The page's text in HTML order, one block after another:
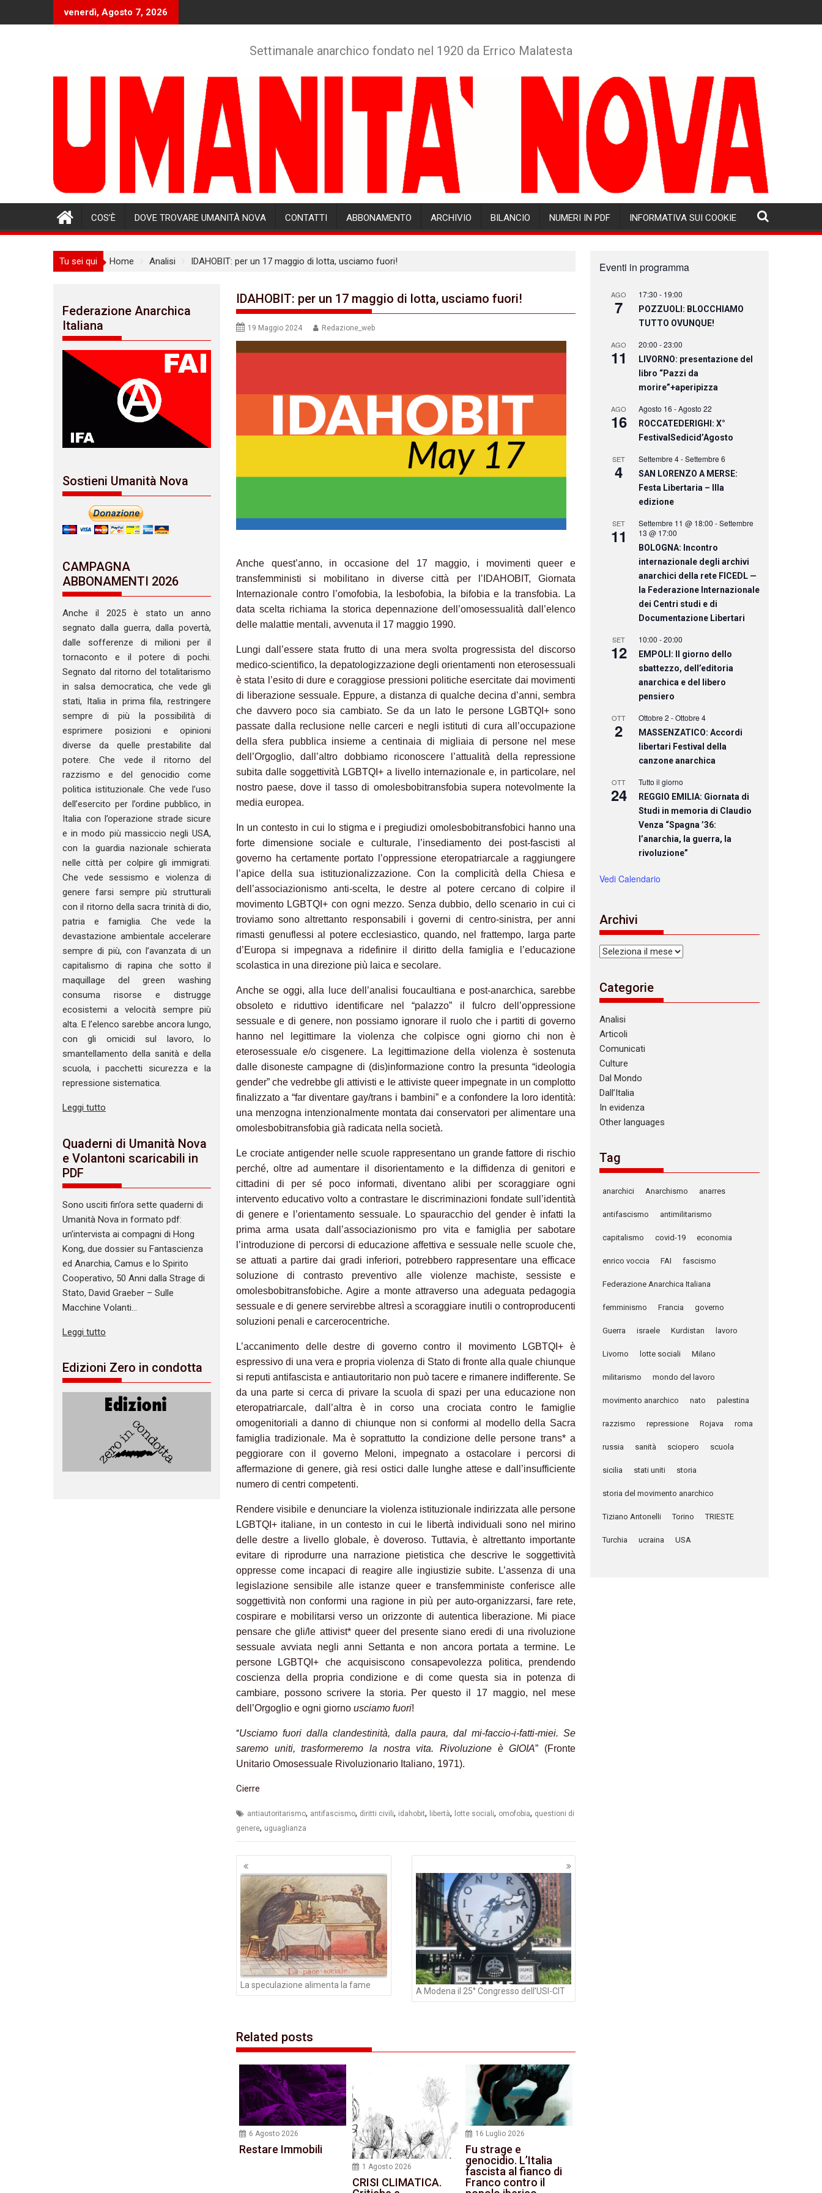
venerdì, Agosto 7, 2026
Settimanale anarchico fondato nel 1920 da Errico Malatesta
COS’È DOVE TROVARE UMANITÀ NOVA CONTATTI ABBONAMENTO ARCHIVIO BILANCIO NUMERI IN PDF INFORMATIVA SUI COOKIE
Tu sei qui Home Analisi IDAHOBIT: per un 17 maggio di lotta, usciamo fuori!
IDAHOBIT: per un 17 maggio di lotta, usciamo fuori!
19 Maggio 2024 Redazione_web
Anche quest’anno, in occasione del 17 maggio, i movimenti queer e
transfemministi si mobilitano in diverse città per l’IDAHOBIT, Giornata
Internazionale contro l’omofobia, la lesbofobia, la bifobia e la transfobia. La
data scelta richiama la storica depennazione dell’omosessualità dall’elenco
delle malattie mentali, avvenuta il 17 maggio 1990.
Lungi dall’essere stata frutto di una mera svolta progressista del discorso
medico-scientifico, la depatologizzazione degli orientamenti non eterosessuali
è stata l’esito di dure e coraggiose pressioni politiche esercitate dai movimenti
di liberazione sessuale. Eppure, a distanza di qualche decina d’anni, sembra
che davvero poco sia cambiato. Se da un lato le persone LGBTQI+ sono
passate dalla reclusione nelle carceri e negli istituti di cura all’occupazione
della sfera pubblica insieme a centinaia di migliaia di persone nel mese
dell’Orgoglio, dall’altro dobbiamo riconoscere l’attualità della repressione
subita dalle soggettività LGBTQI+ a livello internazionale e, in particolare, nel
nostro paese, dove il tasso di omolesbobitransfobia supera notevolmente la
media europea.
In un contesto in cui lo stigma e i pregiudizi omolesbobitransfobici hanno una
forte dimensione sociale e culturale, l’insediamento dei post-fascisti al
governo ha certamente portato l’oppressione eteropatriarcale a raggiungere
l’apice della sua istituzionalizzazione. Con la complicità della Chiesa e
dell’associazionismo anti-scelta, le destre al potere cercano di colpire il
movimento LGBTQI+ con ogni mezzo. Senza dubbio, dello scenario in cui ci
troviamo sono altrettanto responsabili i governi di centro-sinistra, per anni
rimasti genuflessi al potere ecclesiastico, quando, nel frattempo, larga parte
d’Europa si impegnava a ridefinire il diritto della famiglia e l’educazione
scolastica in una direzione più laica e secolare.
Anche se oggi, alla luce dell’analisi foucaultiana e post-anarchica, sarebbe
obsoleto e riduttivo identificare nel “palazzo” il fulcro dell’oppressione
sessuale e di genere, non possiamo ignorare il ruolo che i partiti di governo
hanno nel legittimare la violenza che colpisce ogni giorno chi non è
eterosessuale e/o cisgenere. La legittimazione della violenza è sostenuta
dalle disoneste campagne di (dis)informazione contro la presunta “ideologia
gender” che vedrebbe gli attivisti e le attiviste queer impegnate in un complotto
finalizzato a “far diventare gay/trans i bambini” e a confondere la loro identità:
una menzogna intenzionalmente montata dai conservatori per alimentare una
omolesbobitransfobia già radicata nella società.
Le crociate antigender nelle scuole rappresentano un grande fattore di rischio
perché, oltre ad aumentare il disorientamento e la diffidenza di genitori e
cittadini di per sé poco informati, diventano alibi per scoraggiare ogni
intervento educativo volto a contrastare le discriminazioni fondate sull’identità
di genere e l’orientamento sessuale. Lo spauracchio del gender è infatti la
prima arma usata dall’associazionismo pro vita e famiglia per sabotare
l’introduzione di percorsi di educazione affettiva e sessuale nelle scuole che,
se attuati a partire dai gradi inferiori, potrebbero rappresentare una efficace
soluzione di contrasto preventivo alle violenze machiste, sessiste e
omolesbobitransfobiche. Agire a monte attraverso una adeguata pedagogia
sessuale e di genere servirebbe altresì a scoraggiare inutili o controproducenti
soluzioni penali e carcerocentriche.
L’accanimento delle destre di governo contro il movimento LGBTQI+ è
espressivo di una vera e propria violenza di Stato di fronte alla quale chiunque
si reputi antifascista e antiautoritario non può tacere e rimanere indifferente. Se
da una parte si cerca di privare la scuola di spazi per una educazione non
eteropatriarcale, dall’altra è in corso una crociata contro le famiglie
omogenitoriali a danno di chiunque non si conformi al modello della Sacra
famiglia tradizionale. Ma è soprattutto la condizione delle persone trans* a
peggiorare con il governo Meloni, impegnato a ostacolare i percorsi di
affermazione di genere, già resi ostici dalle lunghe attese e dall’insufficiente
numero di centri competenti.
Rendere visibile e denunciare la violenza istituzionale indirizzata alle persone
LGBTQI+ italiane, in un contesto in cui le libertà individuali sono nel mirino
delle destre a livello globale, è doveroso. Tuttavia, è altrettanto importante
evitare di riprodurre una narrazione pietistica che descrive le soggettività
oppresse come incapaci di reagire alle ingiustizie subite. L’assenza di una
legislazione sensibile alle istanze queer e transfemministe conferisce alle
soggettività non conformi una ragione in più per auto-organizzarsi, fare rete,
cospirare e mobilitarsi verso un orizzonte di autentica liberazione. Mi piace
pensare che gli/le attivist* queer del presente siano eredi di una rivoluzione
sessuale avviata negli anni Settanta e non ancora portata a termine. Le
persone LGBTQI+ che acquisiscono consapevolezza politica, prendendo
coscienza della propria condizione e di come questa sia in potenza di
cambiare, possono scrivere la storia. Per questo il 17 maggio, nel mese
dell’Orgoglio e ogni giorno usciamo fuori!
“Usciamo fuori dalla clandestinità, dalla paura, dal mi-faccio-i-fatti-miei. Se
saremo uniti, trasformeremo la nostra vita. Rivoluzione è GIOIA” (Fronte
Unitario Omosessuale Rivoluzionario Italiano, 1971).
Cierre
antiautoritarismo, antifascismo, diritti civili, idahobit, libertà, lotte sociali, omofobia, questioni di
genere, uguaglianza
Navigazione
articoli
La speculazione alimenta la fame
A Modena il 25° Congresso dell’USI-CIT
Related posts
6 Agosto 2026
Restare Immobili
1 Agosto 2026
CRISI CLIMATICA.
16 Luglio 2026
Fu strage e
genocidio. L’Italia
fascista al fianco di
Franco contro il
Federazione Anarchica
Italiana
Sostieni Umanità Nova
CAMPAGNA
ABBONAMENTI 2026
Anche il 2025 è stato un anno
segnato dalla guerra, dalla povertà,
dalle sofferenze di milioni per il
tornaconto e il potere di pochi.
Segnato dal ritorno del totalitarismo
in salsa democratica, che vede gli
stati, Italia in prima fila, restringere
sempre di più la possibilità di
esprimere posizioni e opinioni
diverse da quelle prestabilite dal
potere. Che vede il ritorno del
razzismo e del genocidio come
politica istituzionale. Che vede l’uso
dell’esercito per l’ordine pubblico, in
Italia con l’operazione strade sicure
e in modo più massiccio negli USA,
con la guardia nazionale schierata
nelle città per colpire gli immigrati.
Che vede sessismo e violenza di
genere farsi sempre più strutturali
con il ritorno della sacra trinità di dio,
patria e famiglia. Che vede la
devastazione ambientale accelerare
sempre di più, con l’avanzata di un
capitalismo di rapina che sotto il
maquillage del green washing
consuma risorse e distrugge
ecosistemi a velocità sempre più
alta. E l’elenco sarebbe ancora lungo,
con gli omicidi sul lavoro, lo
smantellamento della sanità e della
scuola, i pacchetti sicurezza e la
repressione sistematica.
Leggi tutto
Quaderni di Umanità Nova
e Volantoni scaricabili in
PDF
Sono usciti fin’ora sette quaderni di
Umanità Nova in formato pdf:
un’intervista ai compagni di Hong
Kong, due dossier su Fantascienza
ed Anarchia, Camus e lo Spirito
Cooperativo, 50 Anni dalla Strage di
Stato, David Graeber – Sulle
Macchine Volanti…
Leggi tutto
Edizioni Zero in condotta
Eventi in programma
AGO
7
17:30 - 19:00
POZZUOLI: BLOCCHIAMO
TUTTO OVUNQUE!
AGO
11
20:00 -23:00
LIVORNO: presentazione del
libro “Pazzi da
morire”+aperipizza
AGO
16
Agosto 16 -Agosto 22
ROCCATEDERIGHI: X°
FestivalSedicid’Agosto
SET
4
Settembre 4-Settembre 6
SAN LORENZO A MERSE:
Festa Libertaria – IIIa
edizione
SET
11
Settembre 11 @ 18:00 -Settembre
13 @ 17:00
BOLOGNA: Incontro
internazionale degli archivi
anarchici della rete FICEDL —
la Federazione Internazionale
dei Centri studi e di
Documentazione Libertari
SET
12
10:00 -20:00
EMPOLI: Il giorno dello
sbattezzo, dell’editoria
anarchica e del libero
pensiero
OTT
2
Ottobre 2 -Ottobre 4
MASSENZATICO: Accordi
libertari Festival della
canzone anarchica
OTT
24
Tutto il giorno
REGGIO EMILIA: Giornata di
Studi in memoria di Claudio
Venza “Spagna ’36:
l’anarchia, la guerra, la
rivoluzione”
Vedi Calendario
Archivi
Archivi
Categorie
Analisi
Articoli
Comunicati
Culture
Dal Mondo
Dall’Italia
In evidenza
Other languages
Tag
anarchici Anarchismo anarres
antifascismo antimilitarismo
capitalismo covid-19 economia
enrico voccia FAI fascismo
Federazione Anarchica Italiana
femminismo Francia governo
Guerra israele Kurdistan lavoro
Livorno lotte sociali Milano
militarismo mondo del lavoro
movimento anarchico nato palestina
razzismo repressione Rojava roma
russia sanità sciopero scuola
sicilia stati uniti storia
storia del movimento anarchico
Tiziano Antonelli Torino TRIESTE
Turchia ucraina USA